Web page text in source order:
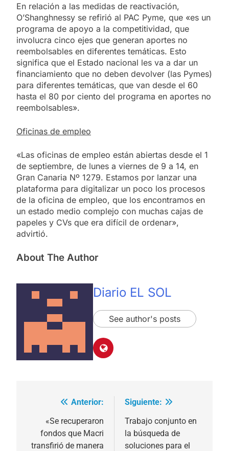
En relación a las medidas de reactivación,
O’Shanghnessy se refirió al PAC Pyme, que «es un
programa de apoyo a la competitividad, que
involucra cinco ejes que generan aportes no
reembolsables en diferentes temáticas. Esto
significa que el Estado nacional les va a dar un
financiamiento que no deben devolver (las Pymes)
para diferentes temáticas, que van desde el 60
hasta el 80 por ciento del programa en aportes no
reembolsables».
Oficinas de empleo
«Las oficinas de empleo están abiertas desde el 1
de septiembre, de lunes a viernes de 9 a 14, en
Gran Canaria Nº 1279. Estamos por lanzar una
plataforma para digitalizar un poco los procesos
de la oficina de empleo, que los encontramos en
un estado medio complejo con muchas cajas de
papeles y CVs que era difícil de ordenar»,
advirtió.
About The Author
Diario EL SOL
See author's posts
Navegación
entradas
Anterior:
«Se recuperaron
fondos que Macri
transfirió de manera
Siguiente:
Trabajo conjunto en
la búsqueda de
soluciones para el